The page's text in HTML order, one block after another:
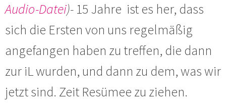
Audio-Datei)- 15 Jahre ist es her, dass
sich die Ersten von uns regelmäßig
angefangen haben zu treffen, die dann
zur iL wurden, und dann zu dem, was wir
jetzt sind. Zeit Resümee zu ziehen.